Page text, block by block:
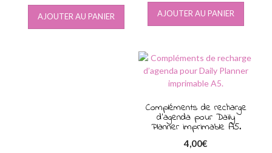
AJOUTER AU PANIER AJOUTER AU PANIER
Compléments de recharge
d’agenda pour Daily
Planner imprimable A5.
4,00€